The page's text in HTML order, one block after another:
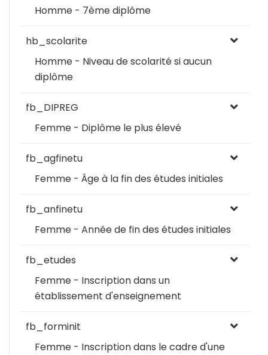
Homme - 7ème diplôme
hb_scolarite
Homme - Niveau de scolarité si aucun
diplôme
fb_DIPREG
Femme - Diplôme le plus élevé
fb_agfinetu
Femme - Âge à la fin des études initiales
fb_anfinetu
Femme - Année de fin des études initiales
fb_etudes
Femme - Inscription dans un
établissement d'enseignement
fb_forminit
Femme - Inscription dans le cadre d'une